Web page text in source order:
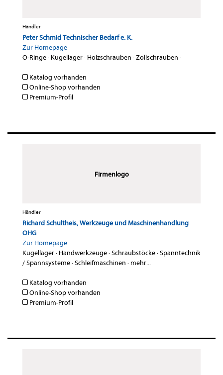
Händler
Peter Schmid Technischer Bedarf e. K.
Zur Homepage
O-Ringe· Kugellager· Holzschrauben ·Zollschrauben ·
Katalog vorhanden
Online-Shop vorhanden
Premium-Profil
Firmenlogo
Händler
Richard Schultheis, Werkzeuge und Maschinenhandlung
OHG
Zur Homepage
Kugellager· Handwerkzeuge·Schraubstöcke·Spanntechnik
/ Spannsysteme·Schleifmaschinen · mehr...
Katalog vorhanden
Online-Shop vorhanden
Premium-Profil